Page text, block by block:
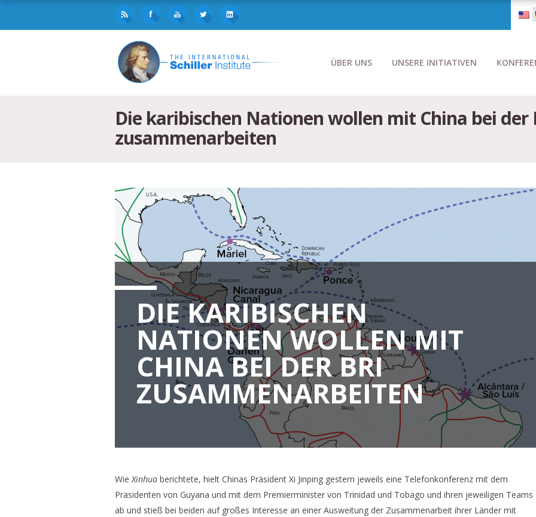
ÜBER UNS UNSERE INITIATIVEN
Die karibischen Nationen wollen mit China bei der
zusammenarbeiten
DIE KARIBISCHEN
NATIONEN WOLLEN MIT
CHINA BEI DER BRI
ZUSAMMENARBEITEN
WieXinhua berichtete, hielt Chinas Präsident Xi Jinping gestern jeweils eine Telefonkonferenz mit dem
Präsidenten von Guyana und mit dem Premierminister von Trinidad und Tobago und ihren jeweiligen Teams
ab und stieß bei beiden auf großes Interesse an einer Ausweitung der Zusammenarbeit ihrer Länder mit